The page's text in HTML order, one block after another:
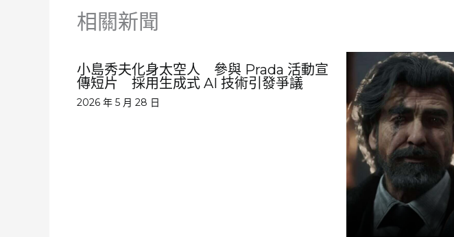
相關新聞
小島秀夫化身太空人 參與 Prada 活動宣
傳短片 採用生成式 AI 技術引發爭議
2026 年 5 月 28 日